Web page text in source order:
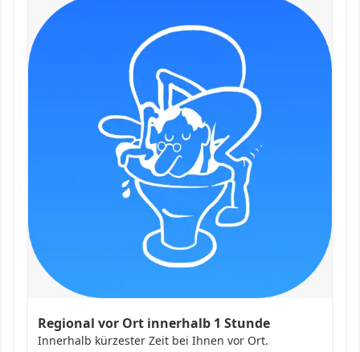
Regional vor Ort innerhalb 1 Stunde
Innerhalb kürzester Zeit bei Ihnen vor Ort.